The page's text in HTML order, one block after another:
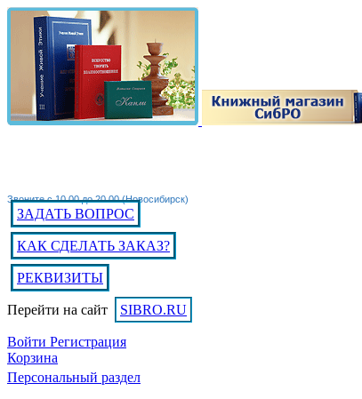
Звоните с 10.00 до 20.00 (Новосибирск)
ЗАДАТЬ ВОПРОС
КАК СДЕЛАТЬ ЗАКАЗ?
РЕКВИЗИТЫ
Перейти на сайт SIBRO.RU
Войти Регистрация
Корзина
Персональный раздел